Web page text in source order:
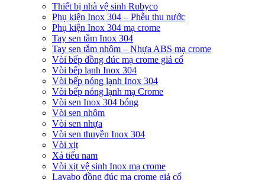
Thiết bị nhà vệ sinh Rubyco
Phụ kiện Inox 304 – Phễu thu nước
Phụ kiện Inox 304 mạ crome
Tay sen tắm Inox 304
Tay sen tắm nhôm – Nhựa ABS mạ crome
Vòi bếp đồng đúc mạ crome giả cổ
Vòi bếp lạnh Inox 304
Vòi bếp nóng lạnh Inox 304
Vòi bếp nóng lạnh mạ Crome
Vòi sen Inox 304 bóng
Vòi sen nhôm
Vòi sen nhựa
Vòi sen thuyền Inox 304
Vòi xịt
Xả tiểu nam
Vòi xịt vệ sinh Inox mạ crome
Lavabo đồng đúc mạ crome giả cổ